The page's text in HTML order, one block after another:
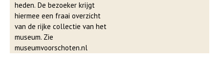
heden. De bezoeker krijgt
hiermee een fraai overzicht
van de rijke collectie van het
museum. Zie
museumvoorschoten.nl